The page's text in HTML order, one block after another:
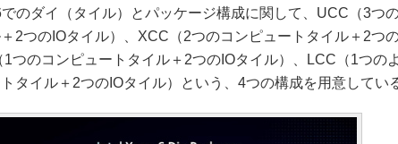
のダイ（タイル）とパッケージ構成に関して、UCC（3つ
2つのIOタイル）、XCC（2つのコンピュートタイル＋2つ
つのコンピュートタイル＋2つのIOタイル）、LCC（1つの
タイル＋2つのIOタイル）という、4つの構成を用意してい